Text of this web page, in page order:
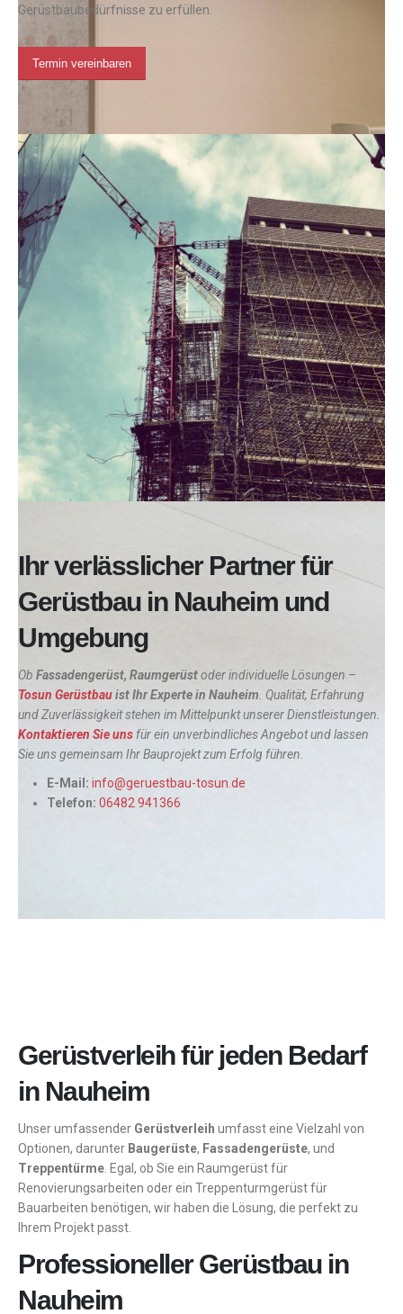
Gerüstbaubedürfnisse zu erfüllen.
Termin vereinbaren
Ihr verlässlicher Partner für
Gerüstbau in Nauheim und
Umgebung
Ob Fassadengerüst, Raumgerüstoder individuelle Lösungen –
Tosun Gerüstbauist Ihr Experte in Nauheim . Qualität, Erfahrung
und Zuverlässigkeit stehen im Mittelpunkt unserer Dienstleistungen.
Kontaktieren Sie uns für ein unverbindliches Angebot und lassen
Sie uns gemeinsam Ihr Bauprojekt zum Erfolg führen.
E-Mail: info@geruestbau-tosun.de
Telefon: 06482 941366
Gerüstverleih für jeden Bedarf
in Nauheim
Unser umfassender Gerüstverleih umfasst eine Vielzahl von
Optionen, darunter Baugerüste, Fassadengerüste, und
Treppentürme . Egal, ob Sie ein Raumgerüst für
Renovierungsarbeiten oder ein Treppenturmgerüst für
Bauarbeiten benötigen, wir haben die Lösung, die perfekt zu
Ihrem Projekt passt.
Professioneller Gerüstbau in
Nauheim